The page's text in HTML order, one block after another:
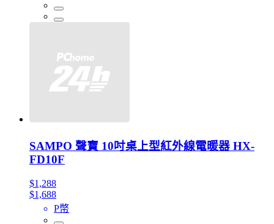
SAMPO 聲寶 10吋桌上型紅外線電暖器 HX-
FD10F
$1,288
$1,688
P幣